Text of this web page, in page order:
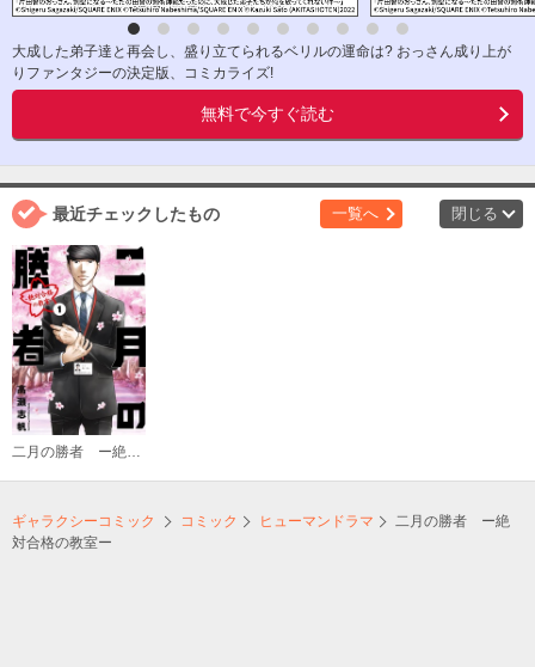
大成した弟子達と再会し、盛り立てられるベリルの運命は? おっさん成り上が
りファンタジーの決定版、コミカライズ!
無料で今すぐ読む
最近チェックしたもの 一覧へ 閉じる
二月の勝者 ー絶対合格の教室ー
ギャラクシーコミック コミック ヒューマンドラマ
二月の勝者 ー絶
対合格の教室ー